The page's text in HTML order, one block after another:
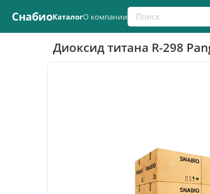
СнабиоКаталогО компанииПоиск по каталогу
Диоксид титана R-298